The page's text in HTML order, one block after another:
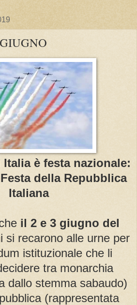
è festa nazionale:
della Repubblica
Italiana
il 2 e 3 giugno del
si recarono alle urne per
istituzionale che li
tra monarchia
dallo stemma sabaudo)
(rappresentata